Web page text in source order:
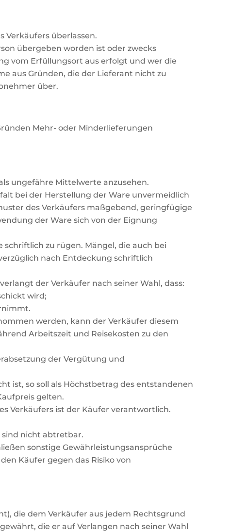
Verkäufers überlassen.
übergeben worden ist oder zwecks
vom Erfüllungsort aus erfolgt und wer die
aus Gründen, die der Lieferant nicht zu
über.
Mehr- oder Minderlieferungen
ungefähre Mittelwerte anzusehen.
bei der Herstellung der Ware unvermeidlich
des Verkäufers maßgebend, geringfügige
der Ware sich von der Eignung
zu rügen. Mängel, die auch bei
nach Entdeckung schriftlich
der Verkäufer nach seiner Wahl, dass:
wird;
werden, kann der Verkäufer diesem
Arbeitszeit und Reisekosten zu den
der Vergütung und
ist, so soll als Höchstbetrag des entstandenen
gelten.
Verkäufers ist der Käufer verantwortlich.
nicht abtretbar.
sonstige Gewährleistungsansprüche
Käufer gegen das Risiko von
die dem Verkäufer aus jedem Rechtsgrund
die er auf Verlangen nach seiner Wahl